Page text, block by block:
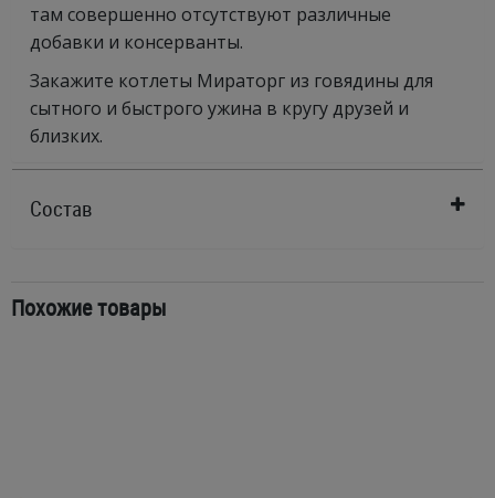
там совершенно отсутствуют различные
добавки и консерванты.
Закажите котлеты Мираторг из говядины для
сытного и быстрого ужина в кругу друзей и
близких.
Состав
Похожие товары